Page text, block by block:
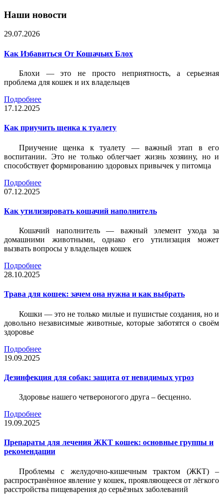
Наши новости
29.07.2026
Как Избавиться От Кошачьих Блох
Блохи — это не просто неприятность, а серьезная
проблема для кошек и их владельцев
Подробнее
17.12.2025
Как приучить щенка к туалету
Приучение щенка к туалету — важный этап в его
воспитании. Это не только облегчает жизнь хозяину, но и
способствует формированию здоровых привычек у питомца
Подробнее
07.12.2025
Как утилизировать кошачий наполнитель
Кошачий наполнитель — важный элемент ухода за
домашними животными, однако его утилизация может
вызвать вопросы у владельцев кошек
Подробнее
28.10.2025
Трава для кошек: зачем она нужна и как выбрать
Кошки — это не только милые и пушистые создания, но и
довольно независимые животные, которые заботятся о своём
здоровье
Подробнее
19.09.2025
Дезинфекция для собак: защита от невидимых угроз
Здоровье нашего четвероногого друга – бесценно.
Подробнее
19.09.2025
Препараты для лечения ЖКТ кошек: основные группы и
рекомендации
Проблемы с желудочно-кишечным трактом (ЖКТ) –
распространённое явление у кошек, проявляющееся от лёгкого
расстройства пищеварения до серьёзных заболеваний